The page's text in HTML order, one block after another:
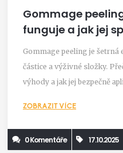
Gommage
funguje a jak jej
Gommage peeling je
částice a výživné složky.
výhody a jak jej bezpečně
ZOBRAZIT VÍCE
0 Komentáře 17.10.2025